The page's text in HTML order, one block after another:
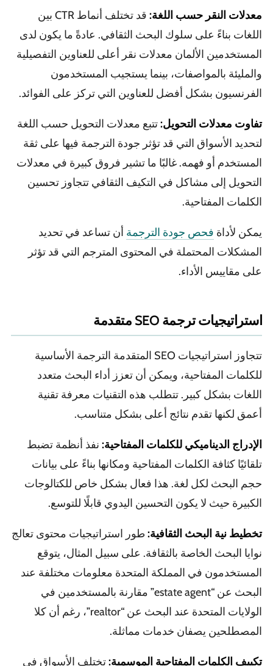
معدلات النقر حسب اللغة:
قد تختلف أنماط CTR بين
اللغات بناءً على سلوك البحث الثقافي. عادةً ما يكون لدى
المستخدمين الألمان معدلات نقر أعلى للعناوين التفصيلية
والمليئة بالمواصفات، بينما يستجيب المستخدمون
الفرنسيون بشكل أفضل للعناوين التي تركز على الفوائد.
تفاوت معدلات التحويل:تتبع معدلات التحويل حسب اللغة
لتحديد الأسواق التي قد تؤثر جودة الترجمة فيها على ثقة
المستخدم أو فهمه. غالبًا ما تشير فروق كبيرة في معدلات
التحويل إلى مشاكل في التكيف الثقافي تتجاوز تحسين
الكلمات المفتاحية.
يمكن لأداة فحص جودة الترجمة أن تساعد في تحديد
المشكلات المحتملة في المحتوى المترجم التي قد تؤثر
على مقاييس الأداء.
استراتيجيات ترجمة SEO متقدمة
تتجاوز استراتيجيات SEO المتقدمة الترجمة الأساسية
للكلمات المفتاحية، ويمكن أن تعزز أداء البحث متعدد
اللغات بشكل كبير. تتطلب هذه التقنيات معرفة تقنية
أعمق لكنها تقدم نتائج أعلى بشكل متناسب.
الإدراج الديناميكي للكلمات المفتاحية: نفذ أنظمة تضبط
تلقائيًا كثافة الكلمات المفتاحية ومكانها بناءً على بيانات
حجم البحث لكل لغة. هذا فعال بشكل خاص للكتالوجات
الكبيرة حيث لا يكون التحسين اليدوي قابلًا للتوسع.
تخطيط نية البحث الثقافية: طور استراتيجيات محتوى تعالج
نوايا البحث الخاصة بالثقافة. على سبيل المثال، يتوقع
المستخدمون في المملكة المتحدة معلومات مختلفة عند
البحث عن “estate agent” مقارنة بالمستخدمين في
الولايات المتحدة عند البحث عن “realtor”، رغم أن كلا
المصطلحين يصفان خدمات مماثلة.
تكييف الكلمات المفتاحية الموسمية:تختلف الأسواق في